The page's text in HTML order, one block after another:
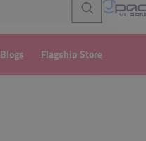
Zoeken
Blogs Flagship Store